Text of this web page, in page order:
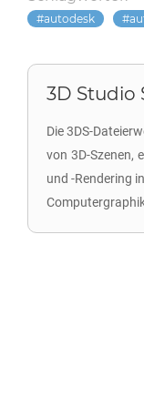
autodesk
3D Studio
Die 3DS-
von 3D-Szenen,
und -Rendering